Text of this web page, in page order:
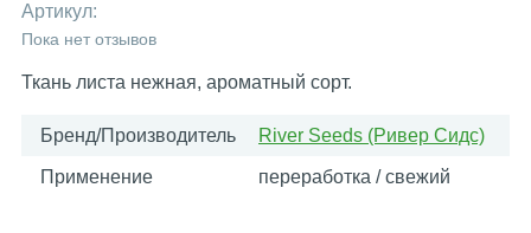
Артикул:
Пока нет отзывов
Ткань листа нежная, ароматный сорт.
Бренд/Производитель River Seeds (Ривер Сидс)
Применение переработка / свежий